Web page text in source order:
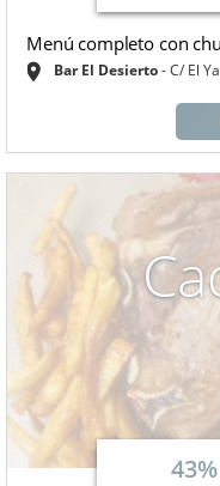
Menú completo con
Bar El Desierto C/ El
43%